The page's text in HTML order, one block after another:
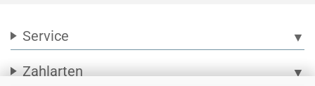
Service ▼
Zahlarten ▼